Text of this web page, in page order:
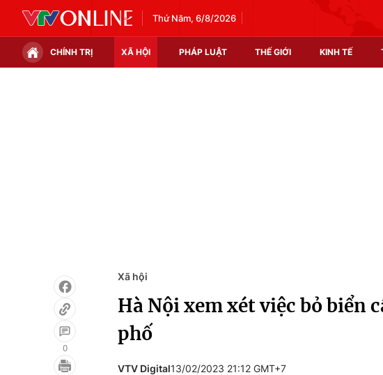
Thứ Năm, 6/8/2026
CHÍNH TRỊ XÃ HỘI PHÁP LUẬT THẾ GIỚI KINH TẾ
0
Xã hội
Hà Nội xem xét việc bỏ biển
phố
VTV Digital13/02/2023 21:12 GMT+7